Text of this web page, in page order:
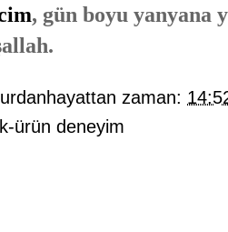
, gün boyu yanyana
zaman:
ürün deneyim